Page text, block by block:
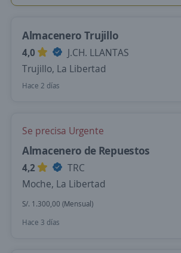
Almacenero Trujillo
4,0
J.CH. LLANTAS
Trujillo, La Libertad
Hace 2 días
Se precisa Urgente
Almacenero de Repuestos
4,2
TRC
Moche, La Libertad
S/. 1.300,00 (Mensual)
Hace 3 días